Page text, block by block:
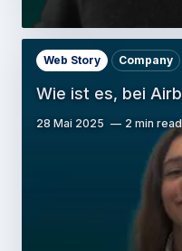
Wie ist es, bei
Web Story Company
28 Mai 2025 2 min read